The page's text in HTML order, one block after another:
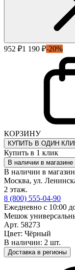
952 ₽1 190 ₽-20%
КОРЗИНУ
КУПИТЬ В ОДИН
Купить в 1 клик
В наличии в
В наличии в
Москва, ул.
2 этаж.
8 (800) 555-04-90
Ежедневно с 10:00
Мешок
Арт. 58273
Цвет: Чёрный
В наличии: 2 шт.
Доставка в регионы